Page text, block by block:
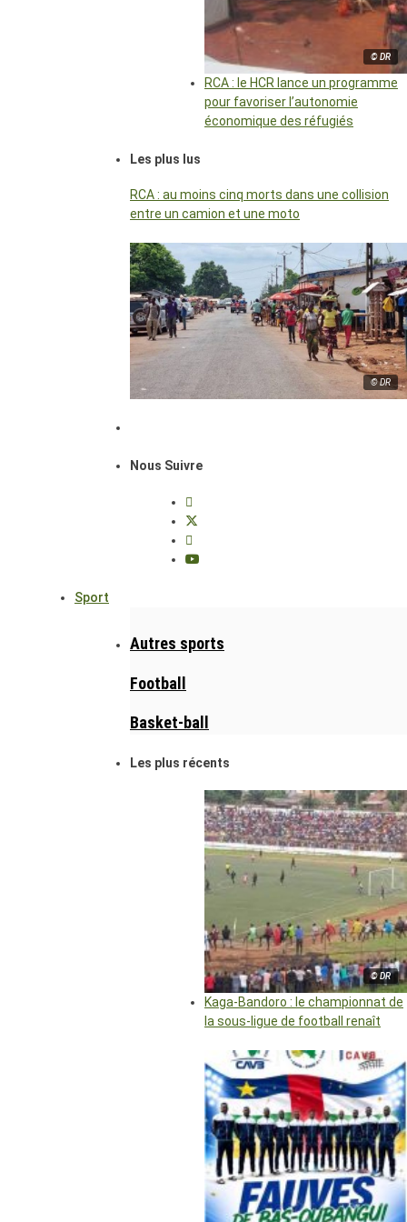
© DR
RCA : le HCR lance un programme
pour favoriser l’autonomie
économique des réfugiés
Les plus lus
RCA : au moins cinq morts dans une collision
entre un camion et une moto
© DR
Nous Suivre
Sport
Autres sports
Football
Basket-ball
Les plus récents
© DR
Kaga-Bandoro : le championnat de
la sous-ligue de football renaît